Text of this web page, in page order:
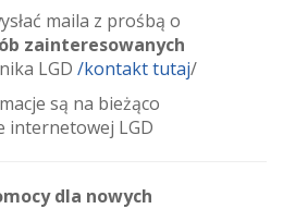
maila z prośbą o
zainteresowanych
LGD /kontakt tutaj/
są na bieżąco
internetowej LGD
dla nowych